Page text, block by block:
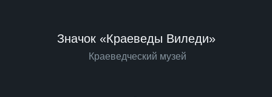
Значок «Краеведы Виледи»
Краеведческий музей